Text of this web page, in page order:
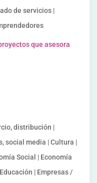
de servicios |
que asesora
distribución |
social media | Cultura |
Social | Economía
| Empresas /